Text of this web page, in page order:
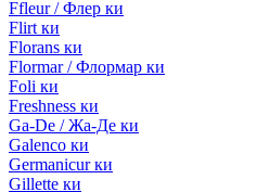
Ffleur / Флер ки
Flirt ки
Florans ки
Flormar / Флормар ки
Foli ки
Freshness ки
Ga-De / Жа-Де ки
Galenco ки
Germanicur ки
Gillette ки